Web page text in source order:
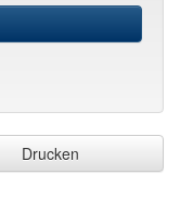
Drucken